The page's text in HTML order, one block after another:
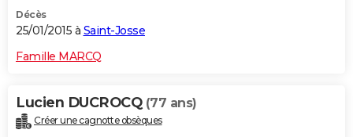
Décès
25/01/2015 à Saint-Josse
Famille MARCQ
Lucien DUCROCQ (77 ans)
Créer une cagnotte obsèques